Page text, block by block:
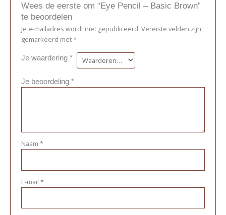
Wees de eerste om “Eye Pencil – Basic Brown”
te beoordelen
Je e-mailadres wordt niet gepubliceerd. Vereiste velden zijn
gemarkeerd met*
Je waardering *
Je beoordeling *
Naam *
E-mail *